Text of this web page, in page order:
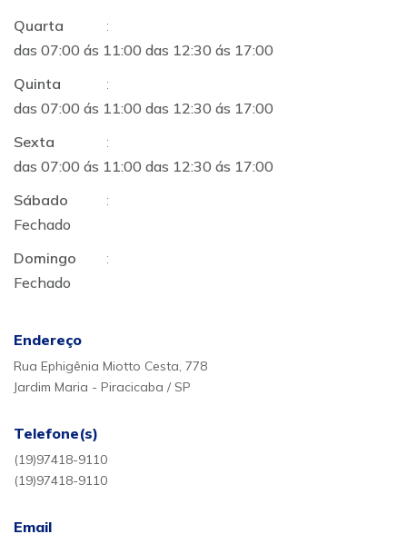
Quarta
:
das 07:00 ás 11:00 das 12:30 ás 17:00
Quinta
:
das 07:00 ás 11:00 das 12:30 ás 17:00
Sexta
:
das 07:00 ás 11:00 das 12:30 ás 17:00
Sábado
:
Fechado
Domingo
:
Fechado
Endereço
Rua Ephigênia Miotto Cesta, 778
Jardim Maria - Piracicaba / SP
Telefone(s)
(19)97418-9110
(19)97418-9110
Email